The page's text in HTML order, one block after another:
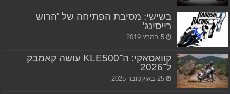
בשישי: מסיבת הפתיחה של 'הרוש
רייסינג'
5 במרץ 2019
קוואסאקי: ה־KLE500 עושה קאמבק
ל־2026
25 באוקטובר 2025